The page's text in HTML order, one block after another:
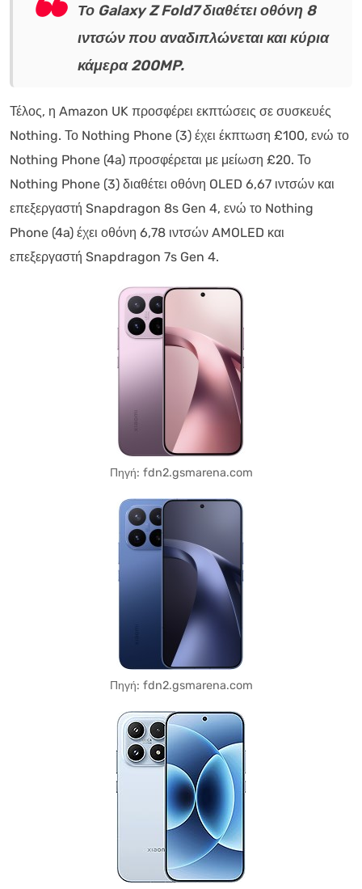
Το Galaxy Z Fold7 διαθέτει οθόνη 8
ιντσών που αναδιπλώνεται και κύρια
κάμερα 200MP.
Τέλος, η Amazon UK προσφέρει εκπτώσεις σε συσκευές
Nothing. Το Nothing Phone (3) έχει έκπτωση £100, ενώ το
Nothing Phone (4a) προσφέρεται με μείωση £20. Το
Nothing Phone (3) διαθέτει οθόνη OLED 6,67 ιντσών και
επεξεργαστή Snapdragon 8s Gen 4, ενώ το Nothing
Phone (4a) έχει οθόνη 6,78 ιντσών AMOLED και
επεξεργαστή Snapdragon 7s Gen 4.
Πηγή: fdn2.gsmarena.com
Πηγή: fdn2.gsmarena.com